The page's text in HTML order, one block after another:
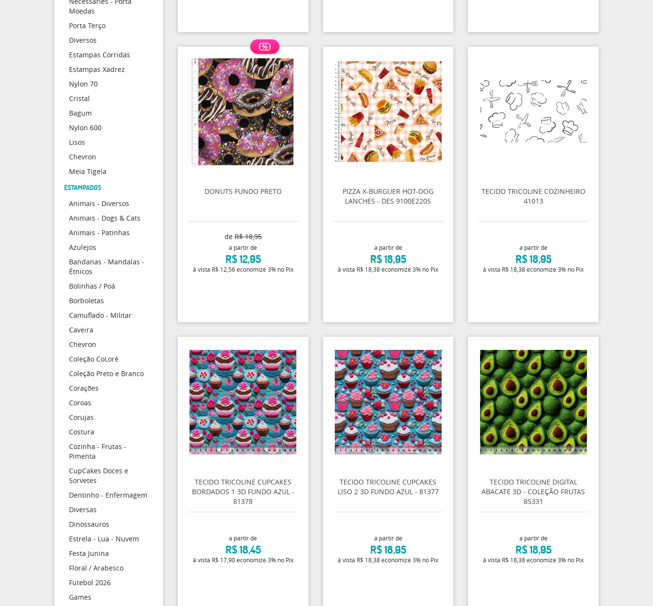
Moedas
Porta Terço
Diversos
Estampas Corridas
Estampas Xadrez
Nylon 70
Cristal
Bagum
Nylon 600
Lisos
Chevron
Meia Tigela
ESTAMPADOS
Animais - Diversos
Animais - Dogs & Cats
Animais - Patinhas
Azulejos
Bandanas - Mandalas -
Étnicos
Bolinhas / Poá
Borboletas
Camuflado - Militar
Caveira
Chevron
Coleção CoLoré
Coleção Preto e Branco
Corações
Coroas
Corujas
Costura
Cozinha - Frutas -
Pimenta
CupCakes Doces e
Sorvetes
Dentinho - Enfermagem
Diversas
Dinossauros
Estrela - Lua - Nuvem
Festa Junina
Floral / Arabesco
Futebol 2026
Games
DONUTS FUNDO PRETO
de R$ 18,95
a partir de
R$ 12,95
à vista R$ 12,56economize 3% no Pix
PIZZA X-BURGUER HOT-DOG
LANCHES - DES 9100E2205
a partir de
R$ 18,95
à vista R$ 18,38economize3% no Pix
TECIDO TRICOLINE COZINHEIRO
41013
a partir de
R$ 18,95
à vista R$ 18,38economize3% no Pix
TECIDO TRICOLINE CUPCAKES
BORDADOS 1 3D FUNDO AZUL -
81378
a partir de
R$ 18,45
à vista R$ 17,90economize 3% no Pix
TECIDO TRICOLINE CUPCAKES
LISO 2 3D FUNDO AZUL - 81377
a partir de
R$ 18,95
à vista R$ 18,38economize3% no Pix
TECIDO TRICOLINE DIGITAL
ABACATE 3D - COLEÇÃO FRUTAS
85331
a partir de
R$ 18,95
à vista R$ 18,38economize3% no Pix